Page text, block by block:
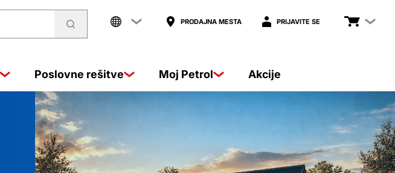
PRODAJNA MESTA PRIJAVITE SE
Poslovne rešitve Moj Petrol Akcije